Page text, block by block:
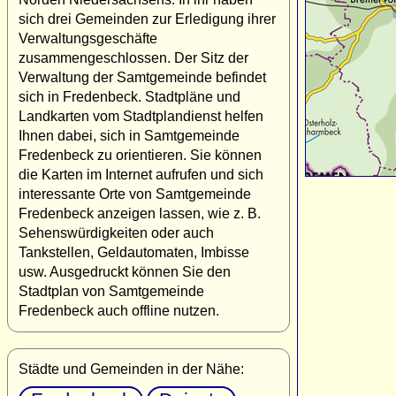
sich drei Gemeinden zur Erledigung ihrer
Verwaltungsgeschäfte
zusammengeschlossen. Der Sitz der
Verwaltung der Samtgemeinde befindet
sich in Fredenbeck. Stadtpläne und
Landkarten vom Stadtplandienst helfen
Ihnen dabei, sich in Samtgemeinde
Fredenbeck zu orientieren. Sie können
die Karten im Internet aufrufen und sich
interessante Orte von Samtgemeinde
Fredenbeck anzeigen lassen, wie z. B.
Sehenswürdigkeiten oder auch
Tankstellen, Geldautomaten, Imbisse
usw. Ausgedruckt können Sie den
Stadtplan von Samtgemeinde
Fredenbeck auch offline nutzen.
Städte und Gemeinden in der Nähe: